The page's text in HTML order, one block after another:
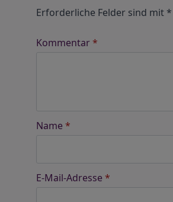
Erforderliche Felder sind mit*
Kommentar*
Name *
E-Mail-Adresse *